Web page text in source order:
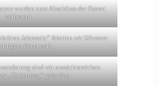
wurden zum Abschluss der Fasnet
verbrannt.
Jahresuhr” feierten wir Silvester
Feuerwerk.
sind wir aussichtsreichen
„Zirbenweg” gelaufen.